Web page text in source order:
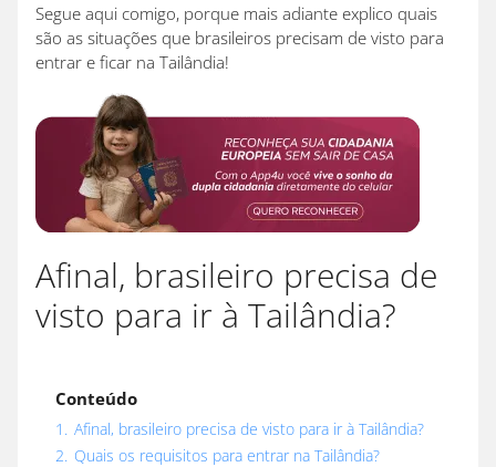
Segue aqui comigo, porque mais adiante explico quais
são as situações que brasileiros precisam de visto para
entrar e ficar na Tailândia!
Afinal, brasileiro precisa de
visto para ir à Tailândia?
Conteúdo
1. Afinal, brasileiro precisa de visto para ir à Tailândia?
2. Quais os requisitos para entrar na Tailândia?